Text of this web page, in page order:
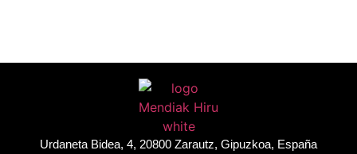
Urdaneta Bidea, 4, 20800 Zarautz, Gipuzkoa, España